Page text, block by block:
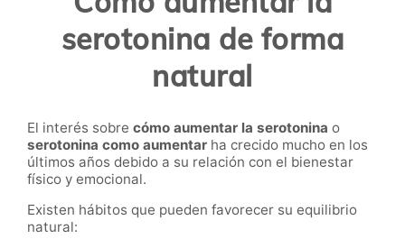
serotonina de forma
natural
El interés sobre cómo aumentar la serotonina o
serotonina como aumentar ha crecido mucho en los
últimos años debido a su relación con el bienestar
físico y emocional.
Existen hábitos que pueden favorecer su equilibrio
natural: